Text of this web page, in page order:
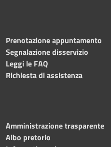
Prenotazione appuntamento
Segnalazione disservizio
Leggi le FAQ
Richiesta di assistenza
Amministrazione trasparente
Albo pretorio